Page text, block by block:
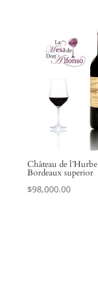
Château de l’Hurbe
Bordeaux superior
$98,000.00